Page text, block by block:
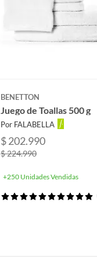
BENETTON
Juego de Toallas 500 g
Por FALABELLA
$ 202.990
$ 224.990
+250 Unidades Vendidas